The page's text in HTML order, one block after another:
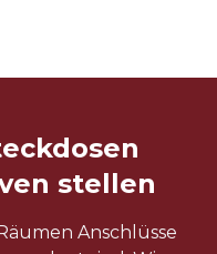
stellen
Anschlüsse